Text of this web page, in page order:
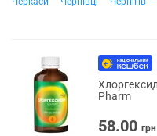
Pharm
58.00 грн